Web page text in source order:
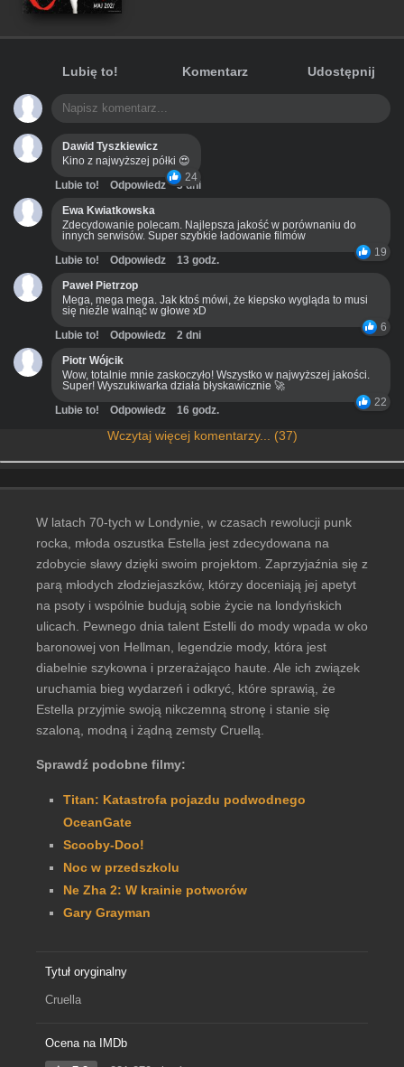
Lubię to! Komentarz Udostępnij
Dawid Tyszkiewicz
Kino z najwyższej półki 😍
24
Lubie to! Odpowiedz
3 dni
Ewa Kwiatkowska
Zdecydowanie polecam. Najlepsza jakość w porównaniu do
innych serwisów. Super szybkie ładowanie filmów
19
Lubie to! Odpowiedz
13 godz.
Paweł Pietrzop
Mega, mega mega. Jak ktoś mówi, że kiepsko wygląda to musi
się nieźle walnąć w głowe xD
6
Lubie to! Odpowiedz
2 dni
Piotr Wójcik
Wow, totalnie mnie zaskoczyło! Wszystko w najwyższej jakości.
Super! Wyszukiwarka działa błyskawicznie 🚀
22
Lubie to! Odpowiedz 16 godz.
Wczytaj więcej komentarzy... (37)
W latach 70-tych w Londynie, w czasach rewolucji punk
rocka, młoda oszustka Estella jest zdecydowana na
zdobycie sławy dzięki swoim projektom. Zaprzyjaźnia się z
parą młodych złodziejaszków, którzy doceniają jej apetyt
na psoty i wspólnie budują sobie życie na londyńskich
ulicach. Pewnego dnia talent Estelli do mody wpada w oko
baronowej von Hellman, legendzie mody, która jest
diabelnie szykowna i przerażająco haute. Ale ich związek
uruchamia bieg wydarzeń i odkryć, które sprawią, że
Estella przyjmie swoją nikczemną stronę i stanie się
szaloną, modną i żądną zemsty Cruellą.
Sprawdź podobne filmy:
Titan: Katastrofa pojazdu podwodnego
OceanGate
Scooby-Doo!
Noc w przedszkolu
Ne Zha 2: W krainie potworów
Gary Grayman
Tytuł oryginalny
Cruella
Ocena na IMDb